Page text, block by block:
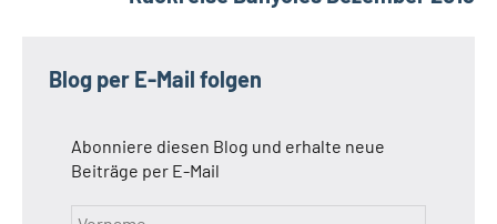
Blog per E-Mail folgen
Abonniere diesen Blog und erhalte neue
Beiträge per E-Mail